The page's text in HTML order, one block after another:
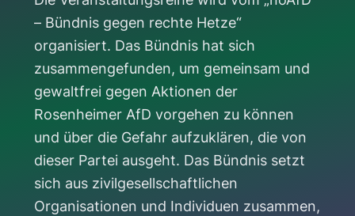
– Bündnis gegen rechte Hetze“
organisiert. Das Bündnis hat sich
zusammengefunden, um gemeinsam und
gewaltfrei gegen Aktionen der
Rosenheimer AfD vorgehen zu können
und über die Gefahr aufzuklären, die von
dieser Partei ausgeht. Das Bündnis setzt
sich aus zivilgesellschaftlichen
Organisationen und Individuen zusammen,